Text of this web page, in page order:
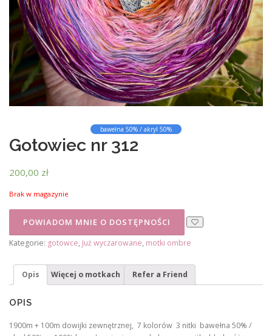
bawełna 50% / akryl 50%
Gotowiec nr 312
200,00 zł
Brak w magazynie
Kategorie: gotowce, Już wyczarowane, motki ombre
Opis Więcej o motkach Refer a Friend
OPIS
1900m + 100m dowijki zewnętrznej, 7 kolorów 3 nitki bawełna 50% /